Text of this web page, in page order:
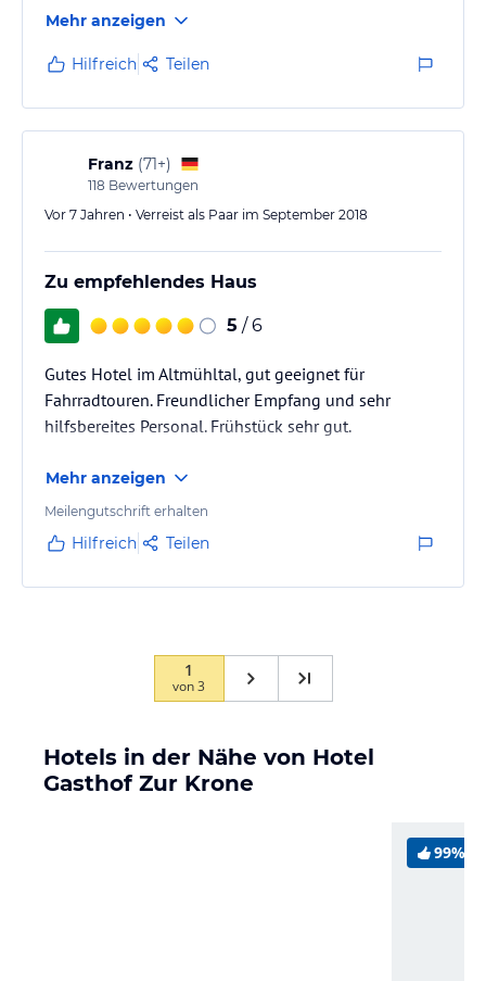
Mehr anzeigen
Hilfreich Teilen
Franz (71+)
118 Bewertungen
Vor 7 Jahren • Verreist als Paar im September 2018
Zu empfehlendes Haus
5 / 6
Gutes Hotel im Altmühltal, gut geeignet für
Fahrradtouren. Freundlicher Empfang und sehr
hilfsbereites Personal. Frühstück sehr gut.
Mehr anzeigen
Meilengutschrift erhalten
Hilfreich Teilen
1
von3
Hotels in der Nähe von Hotel
Gasthof Zur Krone
99%